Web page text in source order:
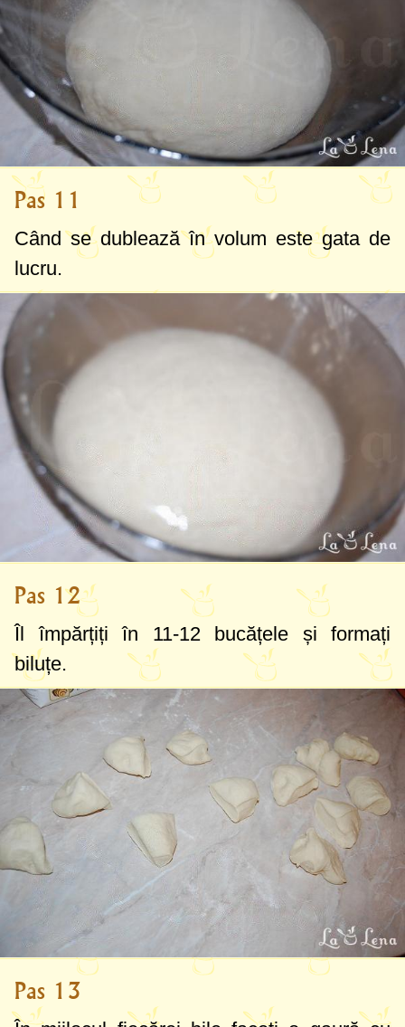
Pas 11
Când se dublează în volum este gata de
lucru.
Pas 12
Îl împărțiți în 11-12 bucățele și formați
biluțe.
Pas 13